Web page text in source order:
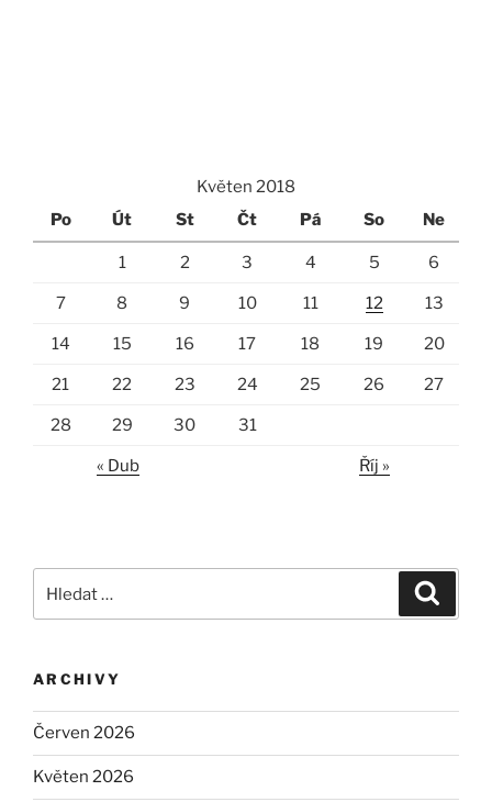
Květen 2018
Po
Út St Čt Pá So Ne
1 2 3 4 5 6
7 8 9 10 11 12 13
14 15 16 17 18 19 20
21 22 23 24 25 26 27
28 29 30 31
« Dub Říj »
ARCHIVY
Červen 2026
Květen 2026